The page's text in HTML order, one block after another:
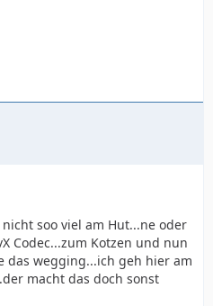
soo viel am Hut...ne oder
Codec...zum Kotzen und nun
wegging...ich geh hier am
macht das doch sonst